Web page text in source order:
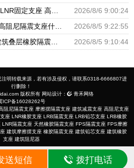
LRB建筑隔震支座生产厂家 LNR固定支座 高阻尼橡胶支座什么价格
2026/8/6 9:00:24
HDR800橡胶支座 HDR400高阻尼隔震支座什么价格 LRB1500隔震支座
2026/8/5 9:22:55
HDR高阻尼支座厂家电话 建筑叠层橡胶隔震支座源头工厂 LNR水平分散力橡胶隔震支座源头工厂
2026/8/5 9:10:44
送短信 拨打电话
明转载来源，若有涉及侵权，请联系0318-6666807进
行删除！
版权所有 网站设计：
青禾网络
ICP备16028262号
阻尼隔震支座 摩擦摆隔震支座 建筑减震支座 高阻尼支座
座 LNR橡胶支座 LRB隔震支座 LRB铅芯支座 LRB橡胶
LNR隔震支座 天然橡胶隔震支座 FPS隔震支座 FPS摩擦
建筑摩擦摆支座 橡胶隔震支座 建筑铅芯支座 建筑橡胶
支座 建筑阻尼器